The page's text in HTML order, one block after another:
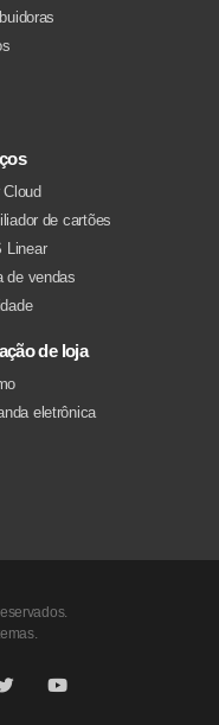
Cloud
de cartões
Linear
de vendas
de loja
eletrônica